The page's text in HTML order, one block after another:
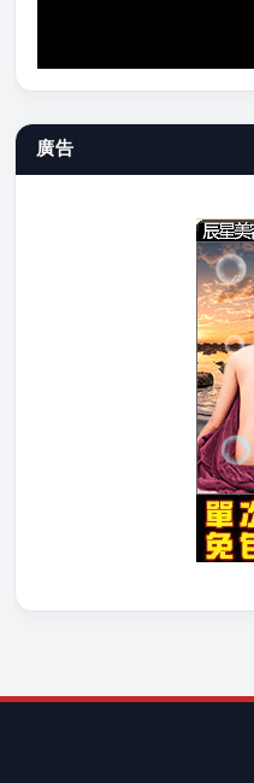
廣告